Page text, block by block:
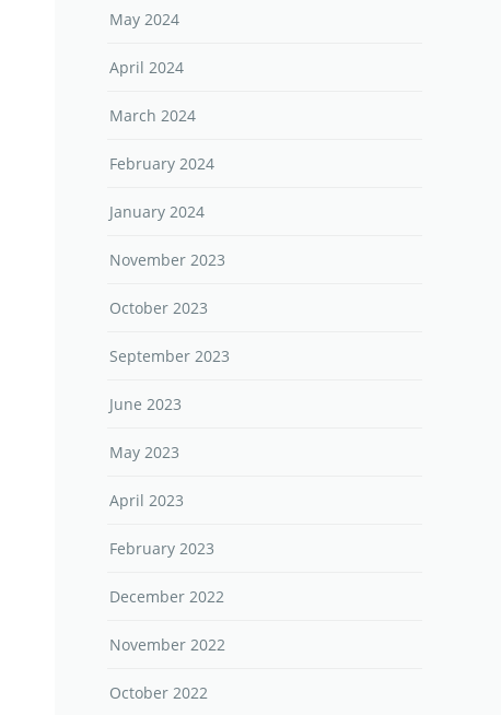
May 2024
April 2024
March 2024
February 2024
January 2024
November 2023
October 2023
September 2023
June 2023
May 2023
April 2023
February 2023
December 2022
November 2022
October 2022